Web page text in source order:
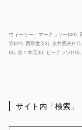
ウィーリー・マーキュリー(39)
弥(22) 西昂世(23) 永井秀夫(47)
(6) 佐々木元(6) ピーナッツ(16)
サイト内「検索」